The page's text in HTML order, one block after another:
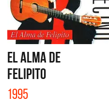
EL ALMA DE
FELIPITO
1995